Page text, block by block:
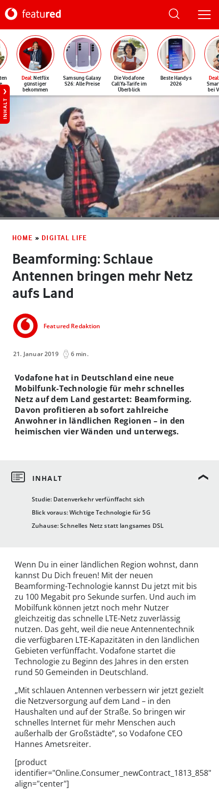
Deal: Netflix
günstiger
bekommen
Samsung Galaxy
S26: Alle Preise
Die Vodafone
CallYa-Tarife im
Überblick
Beste Handys
2026
Deal
bei
INHALT
HOME » DIGITAL LIFE
Beamforming: Schlaue
Antennen bringen mehr Netz
aufs Land
Featured Redaktion
21. Januar 2019 6 min.
Studie: Datenverkehr verfünffacht sich
Blick voraus: Wichtige Technologie für 5G
Zuhause: Schnelles Netz statt langsames DSL
Vodafone hat in Deutschland eine neue
Mobilfunk-Technologie für mehr schnelles
Netz auf dem Land gestartet: Beamforming.
Davon profitieren ab sofort zahlreiche
Anwohner in ländlichen Regionen – in den
heimischen vier Wänden und unterwegs.
Wenn Du in einer ländlichen Region wohnst, dann
kannst Du Dich freuen! Mit der neuen
Beamforming-Technologie kannst Du jetzt mit bis
zu 100 Megabit pro Sekunde surfen. Und auch im
Mobilfunk können jetzt noch mehr Nutzer
gleichzeitig das schnelle LTE-Netz zuverlässig
nutzen. Das geht, weil die neue Antennentechnik
die verfügbaren LTE-Kapazitäten in den ländlichen
Gebieten verfünffacht. Vodafone startet die
Technologie zu Beginn des Jahres in den ersten
rund 50 Gemeinden in Deutschland.
„Mit schlauen Antennen verbessern wir jetzt gezielt
die Netzversorgung auf dem Land – in den
Haushalten und auf der Straße. So bringen wir
schnelles Internet für mehr Menschen auch
außerhalb der Großstädte“, so Vodafone CEO
Hannes Ametsreiter.
[product
identifier="Online.Consumer_newContract_1813_858"
align="center"]